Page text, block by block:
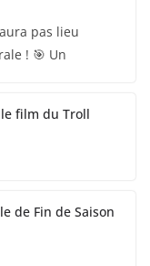
pas lieu
! 🎯 Un
film du Troll
de Fin de Saison